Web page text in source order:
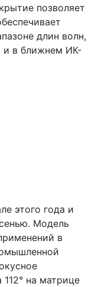
позволяет
длин волн,
и в ближнем ИК-
этого года и
Модель
в
на матрице